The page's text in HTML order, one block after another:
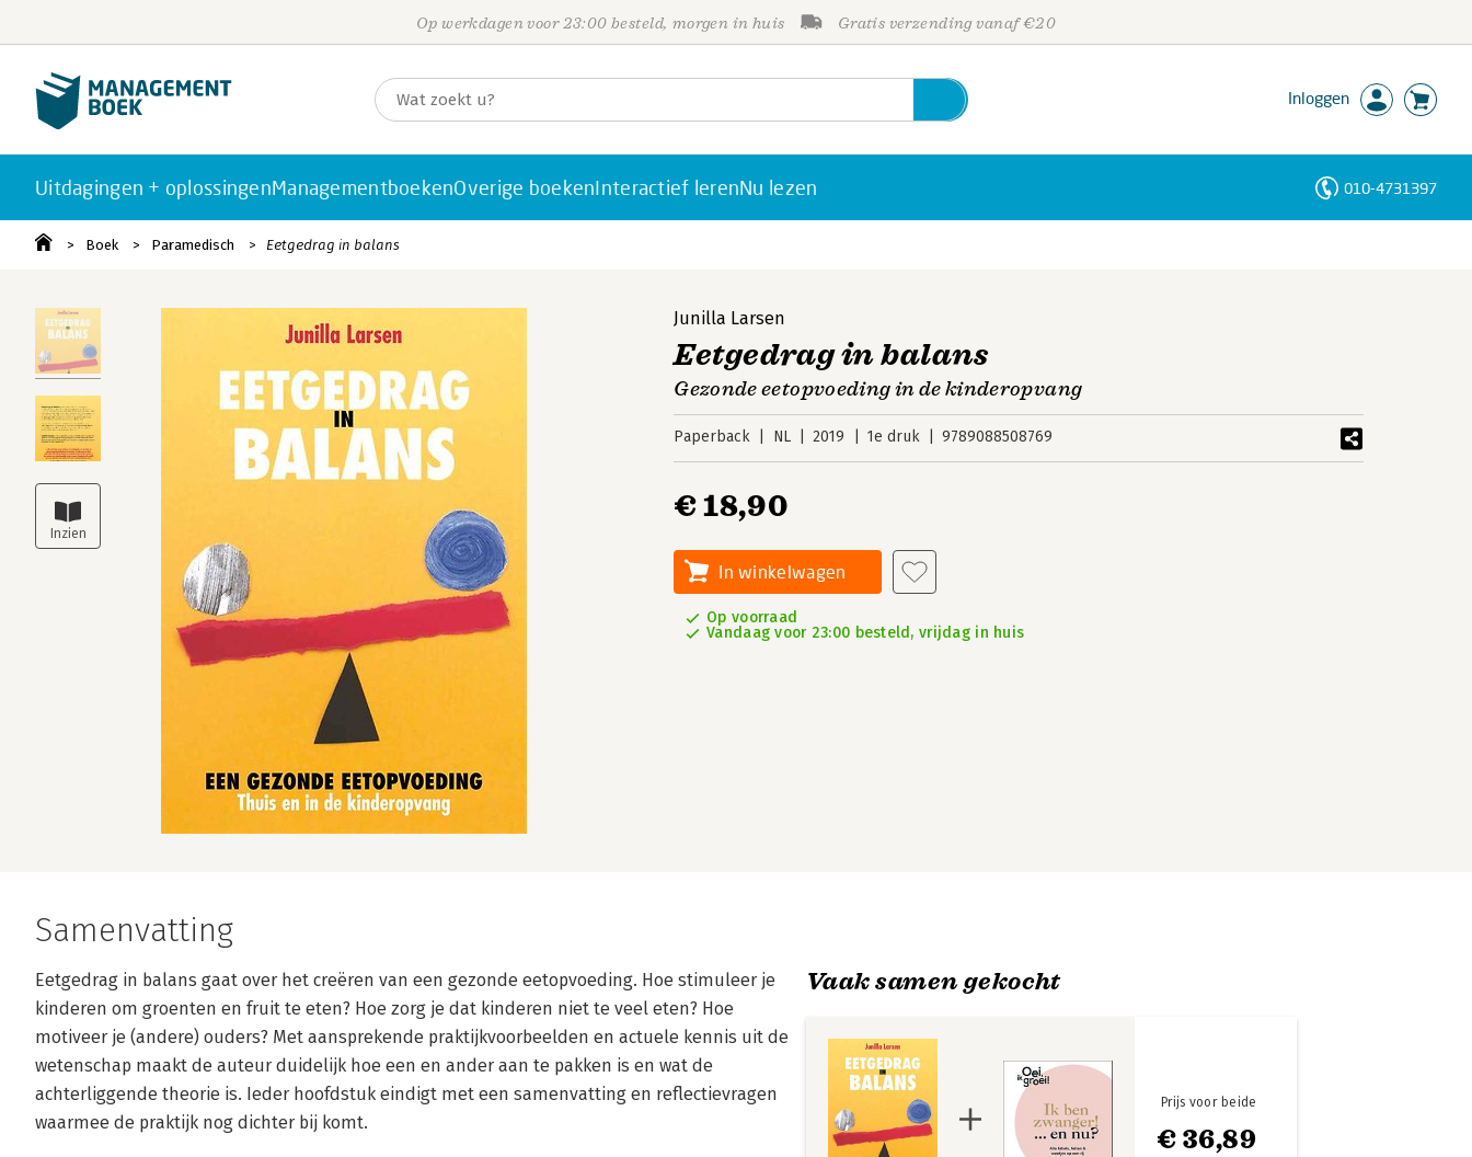
Op werkdagen voor 23:00 besteld, morgen in huis Gratis verzending vanaf €20
Inloggen
Uitdagingen + oplossingenManagementboekenOverige boekenInteractief lerenNu lezen 010-4731397
Boek Paramedisch Eetgedrag in balans
Junilla Larsen
Eetgedrag in balans
Gezonde eetopvoeding in de kinderopvang
Paperback NL 2019 1e druk 9789088508769
€ 18,90
In winkelwagen
Op voorraad
Vandaag voor 23:00 besteld, vrijdag in huis
Samenvatting
Eetgedrag in balans gaat over het creëren van een gezonde eetopvoeding. Hoe stimuleer je
kinderen om groenten en fruit te eten? Hoe zorg je dat kinderen niet te veel eten? Hoe
motiveer je (andere) ouders? Met aansprekende praktijkvoorbeelden en actuele kennis uit de
wetenschap maakt de auteur duidelijk hoe een en ander aan te pakken is en wat de
achterliggende theorie is. Ieder hoofdstuk eindigt met een samenvatting en reflectievragen
waarmee de praktijk nog dichter bij komt.
Vaak samen gekocht
€ 36,89
Prijs voor beide
Personen